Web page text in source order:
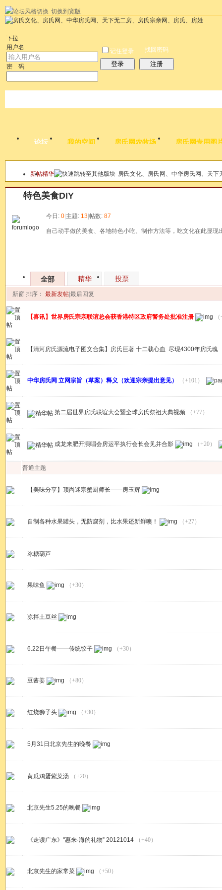
切换到宽版
下拉
用户名
密 码
记住登录
登录
找回密码
注册
论坛 我的空间 房氏网农牧场 房氏网专用图
本版
新帖精华 房氏文化、房氏网、中华房氏网、天
特色美食DIY
今日: 0|主题: 13|帖数: 87
自己动手做的美食、各地特色小吃、制作方法等，吃文化在此显现
全部 精华 投票
新窗 排序： 最新发帖|最后回复
【喜讯】世界房氏宗亲联谊总会获香港特区政府警务处批准注册
【清河房氏源流电子图文合集】房氏巨著 十二载心血 尽现4300年房氏魂
中华房氏网 立网宗旨（草案）释义（欢迎宗亲提出意见） （+101）
第二届世界房氏联谊大会暨全球房氏祭祖大典视频 （+77）
成龙来肥开演唱会房运平执行会长会见并合影 （+20）
普通主题
【美味分享】顶尚迷宗蟹厨师长——房玉辉
自制各种水果罐头，无防腐剂，比水果还新鲜噢！ （+27）
冰糖葫芦
果味鱼 （+30）
凉拌土豆丝
6.22日午餐——传统饺子 （+30）
豆酱姜 （+80）
红烧狮子头 （+30）
5月31日北京先生的晚餐
黄瓜鸡蛋紫菜汤 （+20）
北京先生5.25的晚餐
《走读广东》"惠来·海的礼物” 20121014 （+40）
北京先生的家常菜 （+50）